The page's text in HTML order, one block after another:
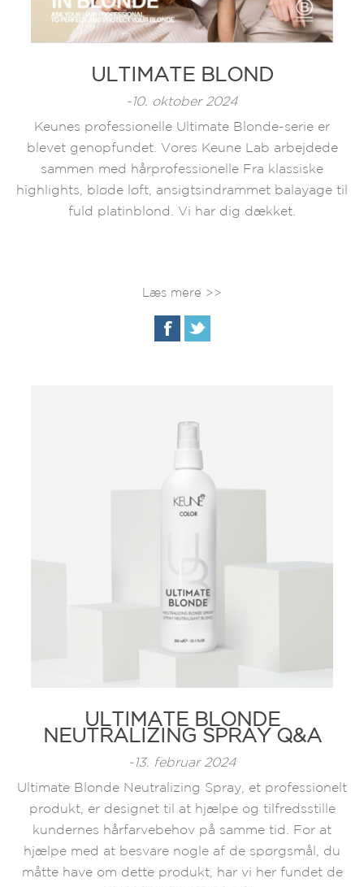
ULTIMATE BLOND
-10. oktober 2024
Keunes professionelle Ultimate Blonde-serie er
blevet genopfundet. Vores Keune Lab arbejdede
sammen med hårprofessionelle Fra klassiske
highlights, bløde løft, ansigtsindrammet balayage til
fuld platinblond. Vi har dig dækket.
Læs mere >>
ULTIMATE BLONDE
NEUTRALIZING SPRAY Q&A
-13. februar 2024
Ultimate Blonde Neutralizing Spray, et professionelt
produkt, er designet til at hjælpe og tilfredsstille
kundernes hårfarvebehov på samme tid. For at
hjælpe med at besvare nogle af de spørgsmål, du
måtte have om dette produkt, har vi her fundet de